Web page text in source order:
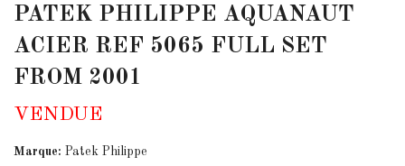
PATEK PHILIPPE AQUANAUT
ACIER REF 5065 FULL SET
FROM 2001
VENDUE
Marque: Patek Philippe